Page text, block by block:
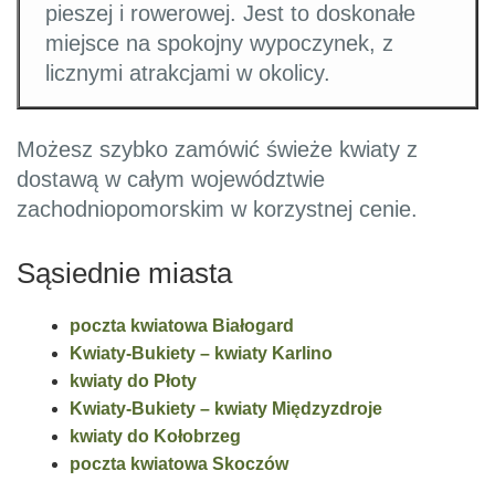
pieszej i rowerowej. Jest to doskonałe
miejsce na spokojny wypoczynek, z
licznymi atrakcjami w okolicy.
Możesz szybko zamówić świeże kwiaty z
dostawą w całym województwie
zachodniopomorskim w korzystnej cenie.
Sąsiednie miasta
poczta kwiatowa Białogard
Kwiaty-Bukiety – kwiaty Karlino
kwiaty do Płoty
Kwiaty-Bukiety – kwiaty Międzyzdroje
kwiaty do Kołobrzeg
poczta kwiatowa Skoczów